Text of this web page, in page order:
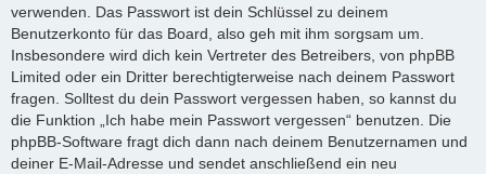
verwenden. Das Passwort ist dein Schlüssel zu deinem
Benutzerkonto für das Board, also geh mit ihm sorgsam um.
Insbesondere wird dich kein Vertreter des Betreibers, von phpBB
Limited oder ein Dritter berechtigterweise nach deinem Passwort
fragen. Solltest du dein Passwort vergessen haben, so kannst du
die Funktion „Ich habe mein Passwort vergessen“ benutzen. Die
phpBB-Software fragt dich dann nach deinem Benutzernamen und
deiner E-Mail-Adresse und sendet anschließend ein neu